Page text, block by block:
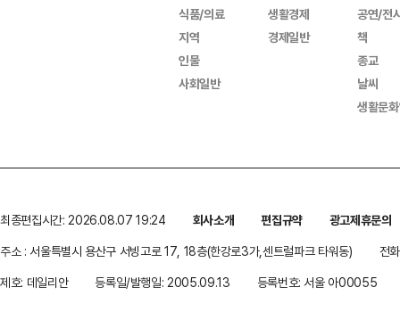
식품/의료
지역
인물
사회일반
생활경제
경제일반
공연/전
책
종교
날씨
생활문
최종편집시간: 2026.08.07 19:24 회사소개 편집규약
광고제휴문의
주소 : 서울특별시 용산구 서빙고로 17, 18층(한강로3가,센트럴파크 타워동)
전
제호: 데일리안
등록일/발행일: 2005.09.13 등록번호: 서울 아00055